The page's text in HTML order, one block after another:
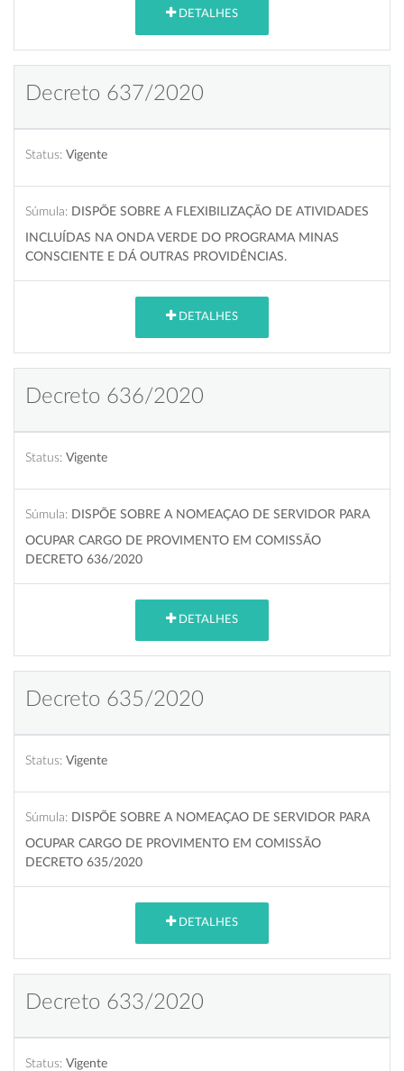
DETALHES
Decreto 637/2020
Status: Vigente
Súmula: DISPÕE SOBRE A FLEXIBILIZAÇÃO DE ATIVIDADES
INCLUÍDAS NA ONDA VERDE DO PROGRAMA MINAS
CONSCIENTE E DÁ OUTRAS PROVIDÊNCIAS.
DETALHES
Decreto 636/2020
Status: Vigente
Súmula: DISPÕE SOBRE A NOMEAÇAO DE SERVIDOR PARA
OCUPAR CARGO DE PROVIMENTO EM COMISSÃO
DECRETO 636/2020
DETALHES
Decreto 635/2020
Status: Vigente
Súmula: DISPÕE SOBRE A NOMEAÇAO DE SERVIDOR PARA
OCUPAR CARGO DE PROVIMENTO EM COMISSÃO
DECRETO 635/2020
DETALHES
Decreto 633/2020
Status: Vigente